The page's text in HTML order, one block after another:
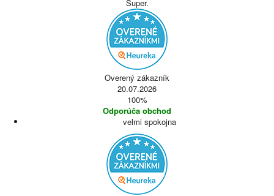
Super.
Overený zákazník
20.07.2026
100%
Odporúča obchod
velmi spokojna